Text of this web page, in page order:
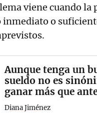
viene cuando la
o
Aunque tenga un
sueldo no es
ganar más que
Diana Jiménez